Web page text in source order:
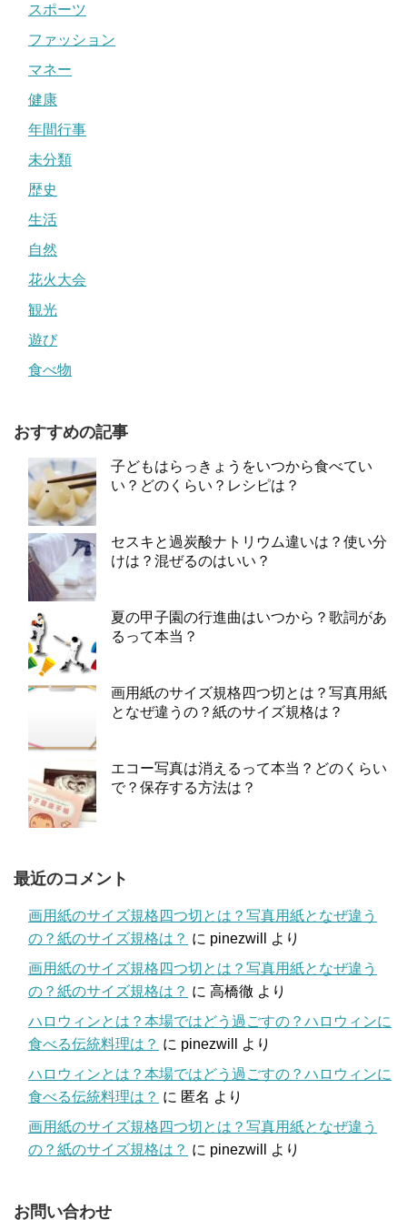
スポーツ
ファッション
マネー
健康
年間行事
未分類
歴史
生活
自然
花火大会
観光
遊び
食べ物
おすすめの記事
子どもはらっきょうをいつから食べてい
い？どのくらい？レシピは？
セスキと過炭酸ナトリウム違いは？使い分
けは？混ぜるのはいい？
夏の甲子園の行進曲はいつから？歌詞があ
るって本当？
画用紙のサイズ規格四つ切とは？写真用紙
となぜ違うの？紙のサイズ規格は？
エコー写真は消えるって本当？どのくらい
で？保存する方法は？
最近のコメント
画用紙のサイズ規格四つ切とは？写真用紙となぜ違う
の？紙のサイズ規格は？ に pinezwill
より
画用紙のサイズ規格四つ切とは？写真用紙となぜ違う
の？紙のサイズ規格は？ に 高橋徹 より
ハロウィンとは？本場ではどう過ごすの？ハロウィンに
食べる伝統料理は？ に pinezwill
より
ハロウィンとは？本場ではどう過ごすの？ハロウィンに
食べる伝統料理は？ に 匿名 より
画用紙のサイズ規格四つ切とは？写真用紙となぜ違う
の？紙のサイズ規格は？ に pinezwill より
お問い合わせ